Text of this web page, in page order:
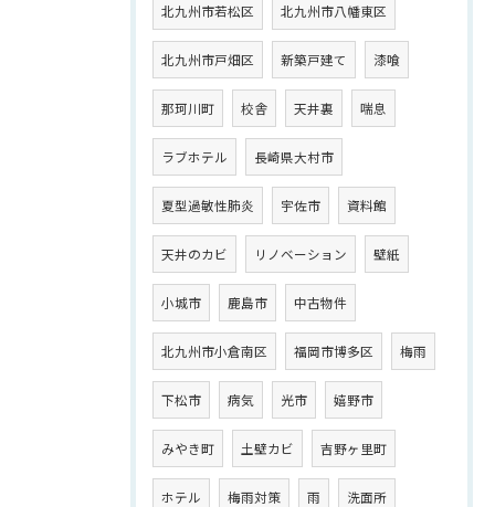
北九州市若松区 北九州市八幡東区
北九州市戸畑区 新築戸建て 漆喰
那珂川町 校舎 天井裏 喘息
ラブホテル 長崎県大村市
夏型過敏性肺炎 宇佐市 資料館
天井のカビ リノベーション 壁紙
小城市 鹿島市 中古物件
北九州市小倉南区 福岡市博多区 梅雨
下松市 病気 光市 嬉野市
みやき町 土壁カビ 吉野ヶ里町
ホテル 梅雨対策 雨 洗面所